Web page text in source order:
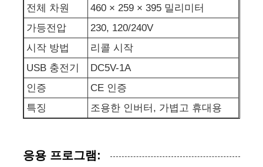
용접 발전기 세트
발전기 디젤 엔진
하수 펌프
전체 차원
460 × 259 × 395 밀리미터
가등전압
230, 120/240V
시작 방법
리콜 시작
USB 충전기
DC5V-1A
인증
CE 인증
특징
조용한 인버터, 가볍고 휴대용
응용 프로그램: